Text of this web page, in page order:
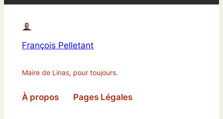
François Pelletant
Maire de Linas, pour toujours.
À propos Pages Légales